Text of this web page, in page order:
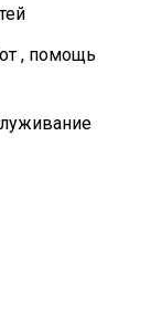
, помощь